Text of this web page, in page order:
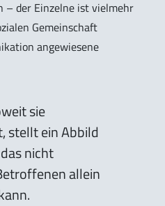
– der Einzelne ist vielmehr
Gemeinschaft
angewiesene
sie
stellt ein Abbild
nicht
allein